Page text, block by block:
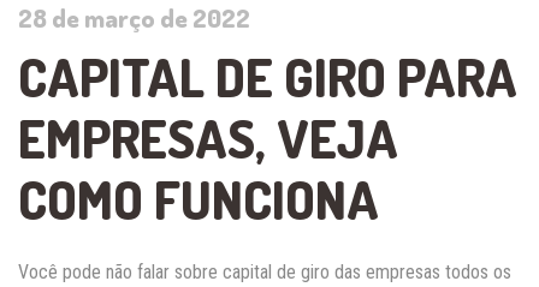
28 de março de 2022
CAPITAL DE GIRO PARA
EMPRESAS, VEJA
COMO FUNCIONA
Você pode não falar sobre capital de giro das empresas todos os